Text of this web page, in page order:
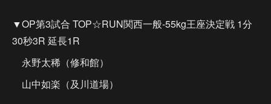
▼OP第3試合 TOP☆RUN関西一般-55kg王座決定戦 1分
30秒3R 延長1R
永野太稀（修和館）
山中如楽（及川道場）